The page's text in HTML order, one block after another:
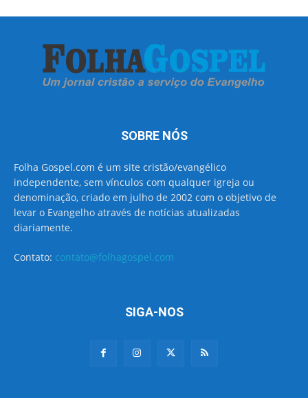
SOBRE NÓS
Folha Gospel.com é um site cristão/evangélico
independente, sem vínculos com qualquer igreja ou
denominação, criado em julho de 2002 com o objetivo de
levar o Evangelho através de notícias atualizadas
diariamente.
Contato: contato@folhagospel.com
SIGA-NOS